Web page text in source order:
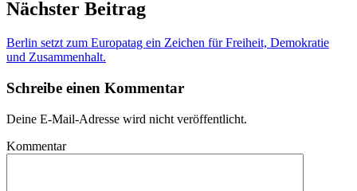
Nächster Beitrag
Berlin setzt zum Europatag ein Zeichen für Freiheit, Demokratie
und Zusammenhalt.
Schreibe einen Kommentar
Deine E-Mail-Adresse wird nicht veröffentlicht.
Kommentar